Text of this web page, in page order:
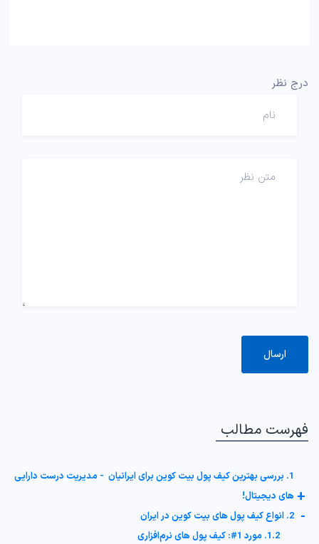
درج نظر
فهرست مطالب
1. بررسی بهترین کیف پول بیت کوین برای ایرانیان - مدیریت درست دارایی
های دیجیتال! +
2. انواع کیف پول‌ های بیت کوین در ایران -
1.2. مورد 1#: کیف پول‌ های نرم‌افزاری